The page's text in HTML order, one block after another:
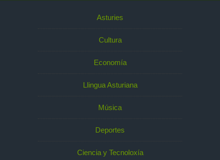
Asturies
Cultura
Economía
Llingua Asturiana
Música
Deportes
Ciencia y Tecnoloxía